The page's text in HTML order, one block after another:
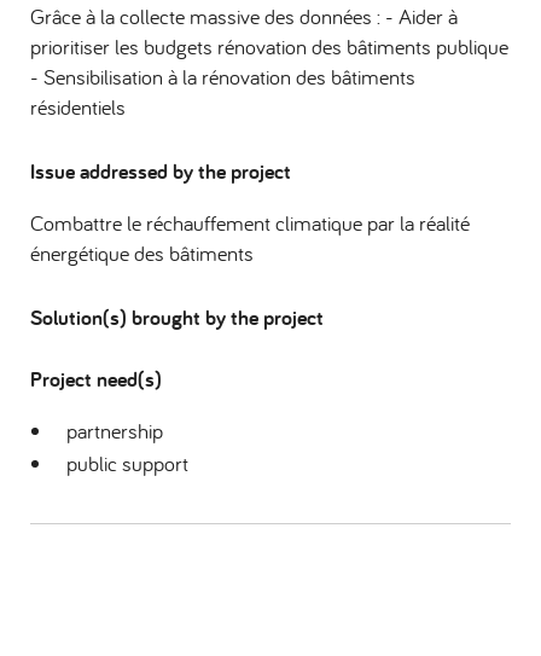
Grâce à la collecte massive des données : - Aider à
prioritiser les budgets rénovation des bâtiments publique
- Sensibilisation à la rénovation des bâtiments
résidentiels
Issue addressed by the project
Combattre le réchauffement climatique par la réalité
énergétique des bâtiments
Solution(s) brought by the project
Project need(s)
partnership
public support